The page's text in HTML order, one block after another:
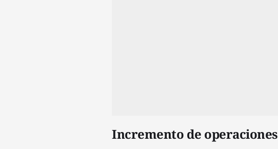
Incremento de operaciones